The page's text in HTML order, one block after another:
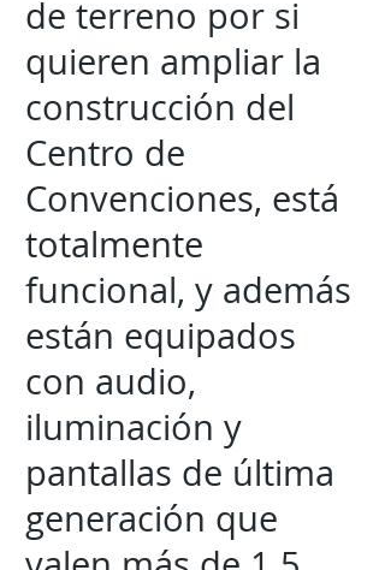
de terreno por si
quieren ampliar la
construcción del
Centro de
Convenciones, está
totalmente
funcional, y además
están equipados
con audio,
iluminación y
pantallas de última
generación que